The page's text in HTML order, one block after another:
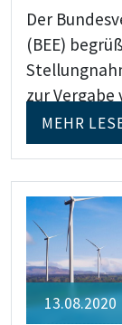
Der
(BEE)
zur
MEHR
13.08.2020